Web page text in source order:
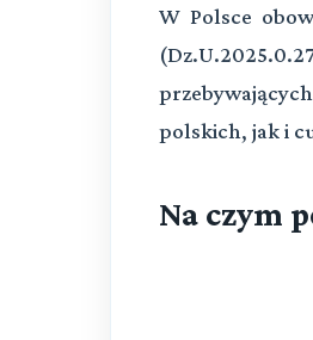
W Polsce
polskich, jak i
Na czym